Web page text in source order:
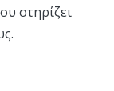
στηρίζει